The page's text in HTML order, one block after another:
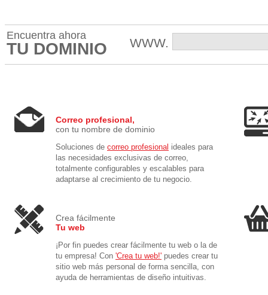
Encuentra ahora
TU DOMINIO WWW.
Correo profesional,
con tu nombre de dominio
Soluciones de correo profesional ideales para
las necesidades exclusivas de correo,
totalmente configurables y escalables para
adaptarse al crecimiento de tu negocio.
Crea fácilmente
Tu web
¡Por fin puedes crear fácilmente tu web o la de
tu empresa! Con 'Crea tu web!' puedes crear tu
sitio web más personal de forma sencilla, con
ayuda de herramientas de diseño intuitivas.